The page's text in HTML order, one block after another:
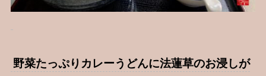
野菜たっぷりカレーうどんに法蓮草のお浸しが